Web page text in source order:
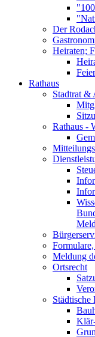
Der
Heiraten;
Rathaus
Stadtrat &
Rathaus -
Meldung
Ortsrecht
Städtische